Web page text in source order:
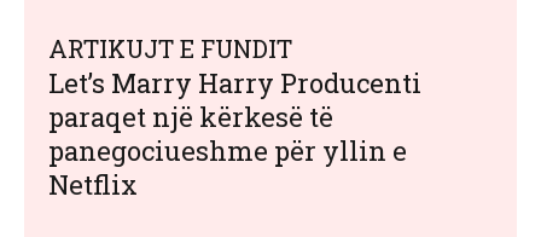
ARTIKUJT E FUNDIT
Let’s Marry Harry Producenti
paraqet një kërkesë të
panegociueshme për yllin e
Netflix